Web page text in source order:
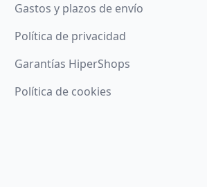
Gastos y plazos de envío
Política de privacidad
Garantías HiperShops
Política de cookies